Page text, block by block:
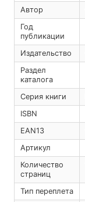
Автор
Год
публикации
Издательство
Раздел
каталога
Серия книги
ISBN
EAN13
Артикул
Количество
страниц
Тип переплета